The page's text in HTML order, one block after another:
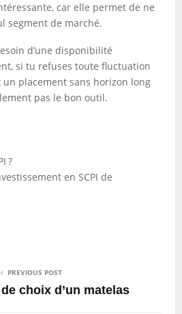
car elle permet de ne
segment de marché.
d’une disponibilité
si tu refuses toute fluctuation
placement sans horizon long
pas le bon outil.
?
en SCPI de
PREVIOUS POST
choix d’un matelas